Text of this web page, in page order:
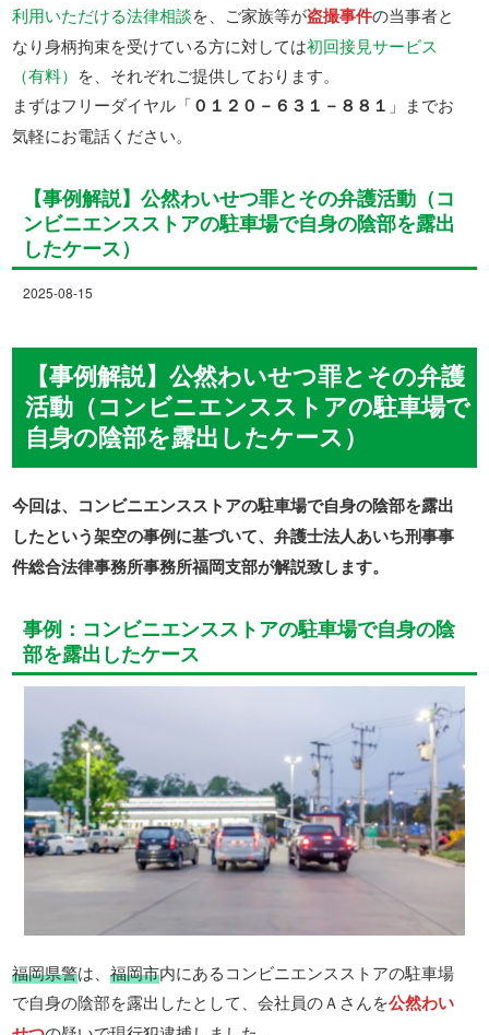
利用いただける法律相談を、ご家族等が盗撮事件の当事者と
なり身柄拘束を受けている方に対しては初回接見サービス
（有料） を、それぞれご提供しております。
まずはフリーダイヤル「０１２０－６３１－８８１ 」までお
気軽にお電話ください。
【事例解説】公然わいせつ罪とその弁護活動（コ
ンビニエンスストアの駐車場で自身の陰部を露出
したケース）
2025-08-15
【事例解説】公然わいせつ罪とその弁護
活動（コンビニエンスストアの駐車場で
自身の陰部を露出したケース）
今回は、コンビニエンスストアの駐車場で自身の陰部を露出
したという架空の事例に基づいて、弁護士法人あいち刑事事
件総合法律事務所事務所福岡支部が解説致します。
事例：コンビニエンスストアの駐車場で自身の陰
部を露出したケース
福岡県警は、福岡市内にあるコンビニエンスストアの駐車場
で自身の陰部を露出したとして、会社員のＡさんを公然わい